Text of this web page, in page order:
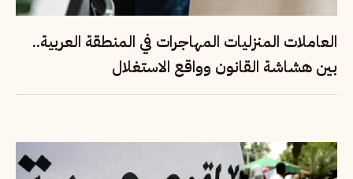
العاملات المنزليات المهاجرات في المنطقة العربية..
بين هشاشة القانون وواقع الاستغلال